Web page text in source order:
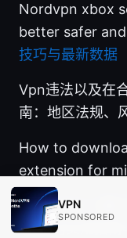
Nordvpn xbox
better safer
技巧与最新数据
Vpn违法以及在
南：地区法规、
How to
extension for
快 连 vpn 一 亩
VPN 的实用指南
VPN
SPONSORED